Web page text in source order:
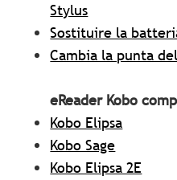
Stylus
Sostituire la
Cambia la punta
eReader Kobo
Kobo Elipsa
Kobo Sage
Kobo Elipsa 2E